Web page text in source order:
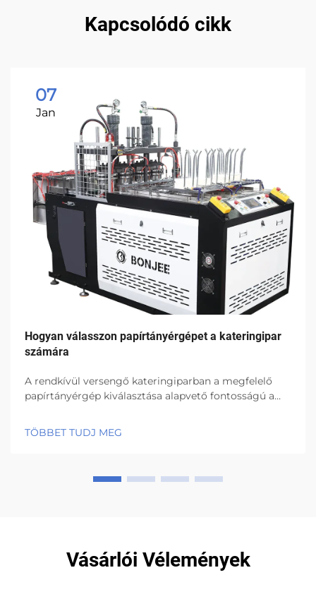
Kapcsolódó cikk
07
Jan
Hogyan válasszon papírtányérgépet a kateringipar
számára
A rendkívül versengő kateringiparban a megfelelő
papírtányérgép kiválasztása alapvető fontosságú a
eredményhez. Az ökológiai eldobható ételek ipara
virágzik, és a papírtányérgépek beszerzése...
TÖBBET TUDJ MEG
Vásárlói Vélemények